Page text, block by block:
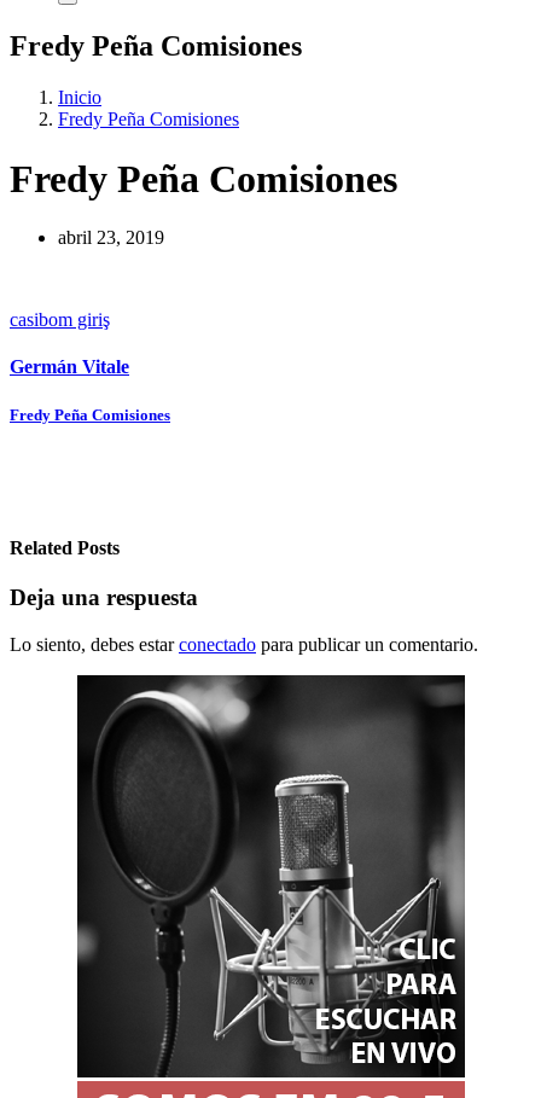
Fredy Peña Comisiones
Inicio
Fredy Peña Comisiones
Fredy Peña Comisiones
abril 23, 2019
casibom giriş
Germán Vitale
Navegación
Fredy Peña Comisiones
Related Posts
Deja una respuesta
Lo siento, debes estarconectado para publicar un comentario.